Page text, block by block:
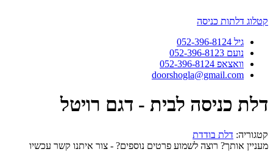
לתוכן
קטלוג דלתות כניסה
גיל 052-396-8124
נועם 052-396-8123
וואצאפ 052-396-8124
doorshogla@gmail.com
דלת כניסה לבית - דגם רויטל
קטגוריה: דלת בודדת
מעניין אותך? רוצה לשמוע פרטים נוספים? - צור איתנו קשר עכשיו